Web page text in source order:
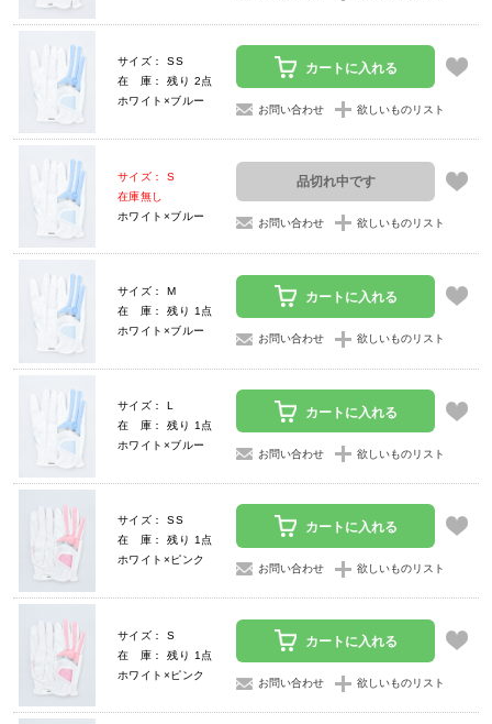
サイズ： SS
在 庫： 残り 2点
ホワイト×ブルー
カートに入れる
お問い合わせ 欲しいものリスト
サイズ： S
在庫無し
ホワイト×ブルー
品切れ中です
お問い合わせ 欲しいものリスト
サイズ： M
在 庫： 残り 1点
ホワイト×ブルー
カートに入れる
お問い合わせ 欲しいものリスト
サイズ： L
在 庫： 残り 1点
ホワイト×ブルー
カートに入れる
お問い合わせ 欲しいものリスト
サイズ： SS
在 庫： 残り 1点
ホワイト×ピンク
カートに入れる
お問い合わせ 欲しいものリスト
サイズ： S
在 庫： 残り 1点
ホワイト×ピンク
カートに入れる
お問い合わせ 欲しいものリスト